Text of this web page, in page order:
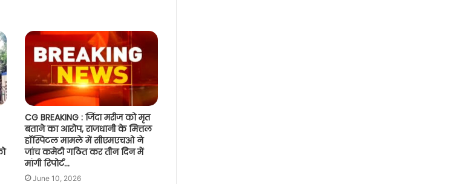
CG BREAKING : जिंदा मरीज को मृत
बताने का आरोप, राजधानी के मित्तल
हॉस्पिटल मामले में सीएमएचओ ने
जांच कमेटी गठित कर तीन दिन में
मांगी रिपोर्ट…
June 10, 2026